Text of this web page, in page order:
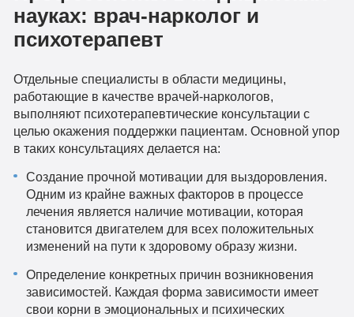
науках: врач-нарколог и
психотерапевт
Отдельные специалисты в области медицины,
работающие в качестве врачей-наркологов,
выполняют психотерапевтические консультации с
целью окажения поддержки пациентам. Основной упор
в таких консультациях делается на:
Создание прочной мотивации для выздоровления.
Одним из крайне важных факторов в процессе
лечения является наличие мотивации, которая
становится двигателем для всех положительных
изменений на пути к здоровому образу жизни.
Определение конкретных причин возникновения
зависимостей. Каждая форма зависимости имеет
свои корни в эмоциональных и психических